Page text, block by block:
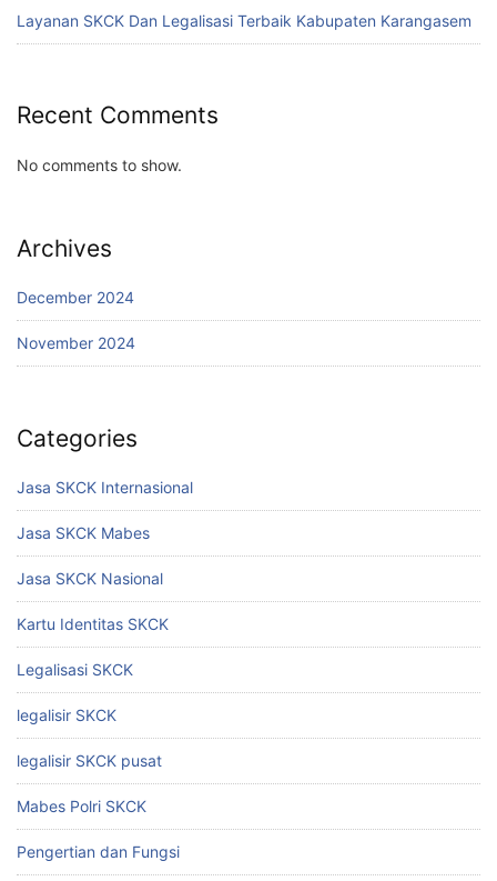
Layanan SKCK Dan Legalisasi Terbaik Kabupaten Karangasem
Recent Comments
No comments to show.
Archives
December 2024
November 2024
Categories
Jasa SKCK Internasional
Jasa SKCK Mabes
Jasa SKCK Nasional
Kartu Identitas SKCK
Legalisasi SKCK
legalisir SKCK
legalisir SKCK pusat
Mabes Polri SKCK
Pengertian dan Fungsi